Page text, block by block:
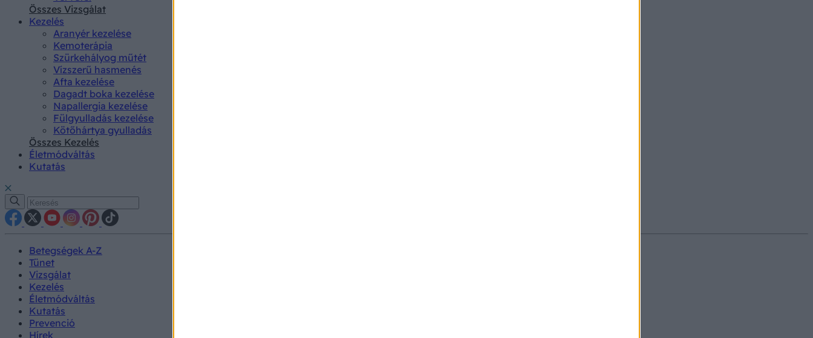
Összes Vizsgálat
Kezelés
Aranyér kezelése
Kemoterápia
Szürkehályog műtét
Vízszerű hasmenés
Afta kezelése
Dagadt boka kezelése
Napallergia kezelése
Fülgyulladás kezelése
Kötőhártya gyulladás
Összes Kezelés
Életmódváltás
Kutatás
Betegségek A-Z
Tünet
Vizsgálat
Kezelés
Életmódváltás
Kutatás
Prevenció
Hírek